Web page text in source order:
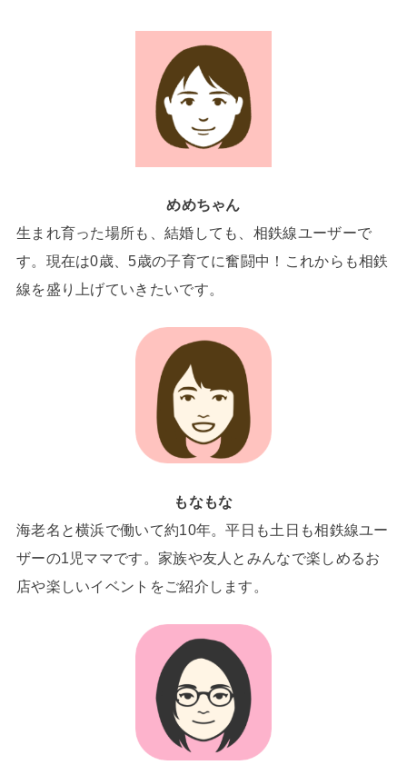
めめちゃん
生まれ育った場所も、結婚しても、相鉄線ユーザーで
す。現在は0歳、5歳の子育てに奮闘中！これからも相鉄
線を盛り上げていきたいです。
もなもな
海老名と横浜で働いて約10年。平日も土日も相鉄線ユー
ザーの1児ママです。家族や友人とみんなで楽しめるお
店や楽しいイベントをご紹介します。